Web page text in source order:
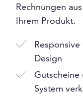
Rechnungen
Ihrem Produkt.
Design
Gutscheine
System